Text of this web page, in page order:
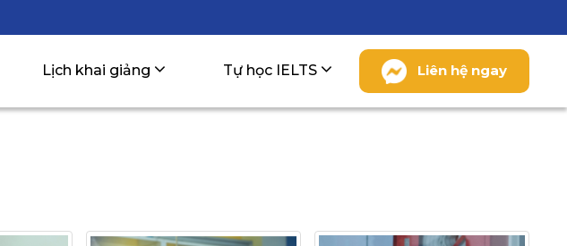
Liên hệ ngay
Lịch khai giảng Tự học IELTS